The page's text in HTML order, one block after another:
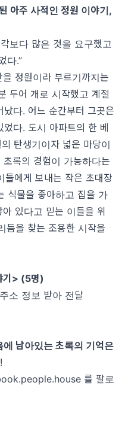
아주 사적인 정원 이야기,
보다 많은 것을 요구했고
다.”
정원이라 부르기까지는
두어 개로 시작했고 계절
다. 어느 순간부터 그곳은
다. 도시 아파트의 한 베
탄생기이자 넓은 마당이
록의 경험이 가능하다는
들에게 보내는 작은 초대장
식물을 좋아하고 집을 가
있다고 믿는 이들을 위
듬을 찾는 조용한 시작을
기> (5명)
소 정보 받아 전달
에 남아있는 초록의 기억은
를 팔로